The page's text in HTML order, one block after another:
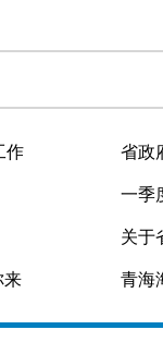
作 省政
一季
关于
来 青海